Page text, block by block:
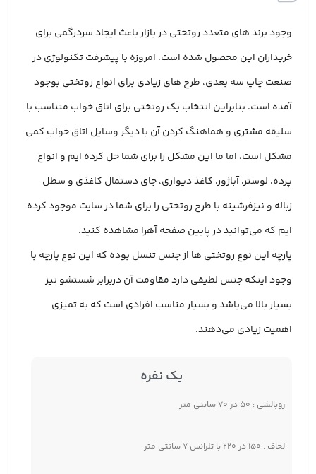
وجود برند های متعدد روتختی در بازار باعث ایجاد سردرگمی برای
خریداران این محصول شده است. امروزه با پیشرفت تکنولوژی در
صنعت چاپ سه بعدی، طرح های زیادی برای انواع روتختی بوجود
آمده است. بنابراین انتخاب یک روتختی برای اتاق خواب متناسب با
سلیقه مشتری و هماهنگ کردن آن با دیگر وسایل اتاق خواب کمی
مشکل است، اما ما این مشکل را برای شما حل کرده ایم و انواع
پرده، لوستر، آباژور، کاغذ دیواری، جای دستمال کاغذی و سطل
زباله و نیزفرشینه با طرح روتختی را برای شما در سایت موجود کرده
ایم که می‌توانید در پایین صفحه آهرا مشاهده کنید.
پارچه این نوع روتختی ها از جنس تنسل بوده که این نوع پارچه با
وجود اینکه جنس لطیفی دارد مقاومت آن دربرابر شستشو نیز
بسیار بالا می‌باشد و بسیار مناسب افرادی است که به تمیزی
اهمیت زیادی می‌دهند.
یک نفره
روبالشی : ۵۰ در ۷۰ سانتی متر
لحاف : ۱۵۰ در ۲۲۰ با تلرانس ۷ سانتی متر